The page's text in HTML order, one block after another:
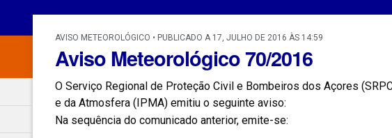
AVISO METEOROLÓGICO • PUBLICADO A 17, JULHO DE 2016 ÀS 14:59
Aviso Meteorológico 70/2016
O Serviço Regional de Proteção Civil e Bombeiros dos Açores
e da Atmosfera (IPMA) emitiu o seguinte aviso:
Na sequência do comunicado anterior, emite-se: